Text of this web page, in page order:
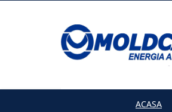
ACASA